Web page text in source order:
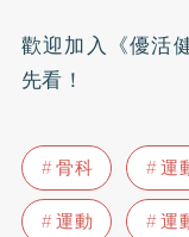
歡迎加入 《優活
先看！
骨科 運
運動
運